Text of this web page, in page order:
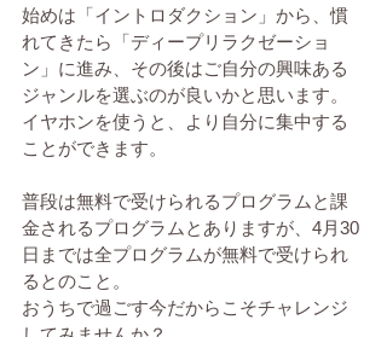
始めは「イントロダクション」から、慣
れてきたら「ディープリラクゼーショ
ン」に進み、その後はご自分の興味ある
ジャンルを選ぶのが良いかと思います。
イヤホンを使うと、より自分に集中する
ことができます。
普段は無料で受けられるプログラムと課
金されるプログラムとありますが、4月30
日までは全プログラムが無料で受けられ
るとのこと。
おうちで過ごす今だからこそチャレンジ